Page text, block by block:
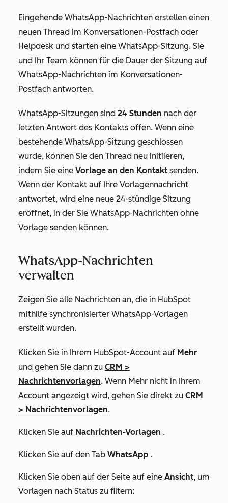
Eingehende WhatsApp-Nachrichten erstellen einen
neuen Thread im Konversationen-Postfach oder
Helpdesk und starten eine WhatsApp-Sitzung. Sie
und Ihr Team können für die Dauer der Sitzung auf
WhatsApp-Nachrichten im Konversationen-
Postfach antworten.
WhatsApp-Sitzungen sind 24 Stunden nach der
letzten Antwort des Kontakts offen. Wenn eine
bestehende WhatsApp-Sitzung geschlossen
wurde, können Sie den Thread neu initiieren,
indem Sie eine Vorlage an den Kontakt senden.
Wenn der Kontakt auf Ihre Vorlagennachricht
antwortet, wird eine neue 24-stündige Sitzung
eröffnet, in der Sie WhatsApp-Nachrichten ohne
Vorlage senden können.
WhatsApp-Nachrichten
verwalten
Zeigen Sie alle Nachrichten an, die in HubSpot
mithilfe synchronisierter WhatsApp-Vorlagen
erstellt wurden.
Klicken Sie in Ihrem HubSpot-Account auf Mehr
und gehen Sie dann zu CRM >
Nachrichtenvorlagen. Wenn Mehr nicht in Ihrem
Account angezeigt wird, gehen Sie direkt zu CRM
> Nachrichtenvorlagen.
Klicken Sie auf Nachrichten-Vorlagen .
Klicken Sie auf den Tab WhatsApp .
Klicken Sie oben auf der Seite auf eine Ansicht, um
Vorlagen nach Status zu filtern: